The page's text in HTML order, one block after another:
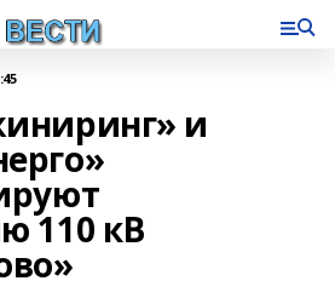
и
110 кВ